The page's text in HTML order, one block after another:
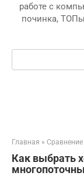
работе с
починка,
Поиск:
Главная » Сравнение
Как выбрать